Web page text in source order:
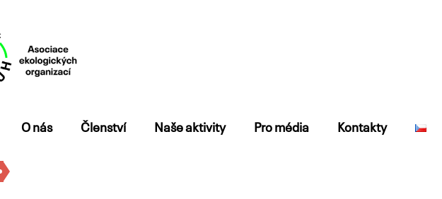
O nás Členství Naše aktivity Pro média Kontakty